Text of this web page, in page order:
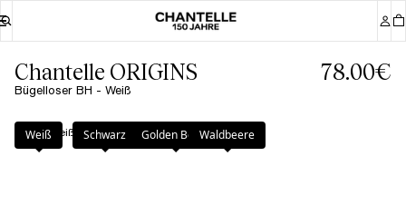
Chantelle ORIGINS
Bügelloser BH - Weiß
78.00€
Farbe:Weiß
Weiß Schwarz Golden BeigeWaldbeere